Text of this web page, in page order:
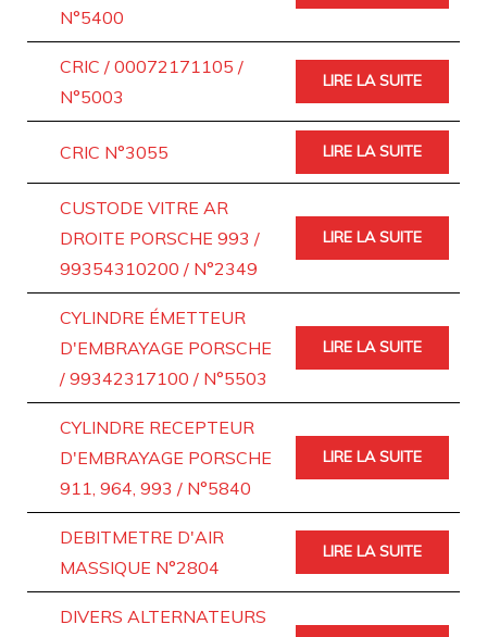
N°5400
CRIC / 00072171105 /
N°5003
LIRE LA SUITE
CRIC N°3055 LIRE LA SUITE
CUSTODE VITRE AR
DROITE PORSCHE 993 /
99354310200 / N°2349
LIRE LA SUITE
CYLINDRE ÉMETTEUR
D'EMBRAYAGE PORSCHE
/ 99342317100 / N°5503
LIRE LA SUITE
CYLINDRE RECEPTEUR
D'EMBRAYAGE PORSCHE
911, 964, 993 / N°5840
LIRE LA SUITE
DEBITMETRE D'AIR
MASSIQUE N°2804
LIRE LA SUITE
DIVERS ALTERNATEURS